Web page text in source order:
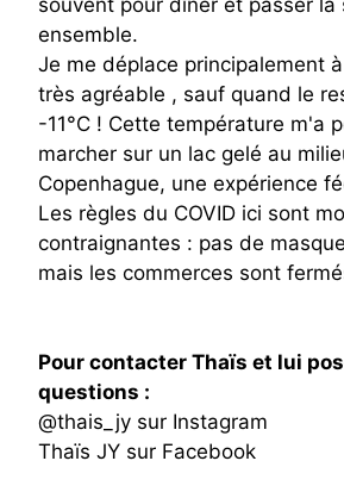
souvent pour dîner et passer la
ensemble.
Je me déplace principalement
très agréable , sauf quand le
-11°C ! Cette température m'a
marcher sur un lac gelé au
Copenhague, une expérience
Les règles du COVID ici sont
contraignantes : pas de
mais les commerces sont
Pour contacter Thaïs et lui
questions :
@thais_jy sur Instagram
Thaïs JY sur Facebook